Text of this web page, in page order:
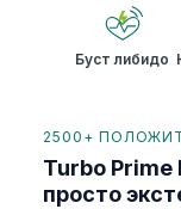
Буст либидо
2500+
Turbo
просто